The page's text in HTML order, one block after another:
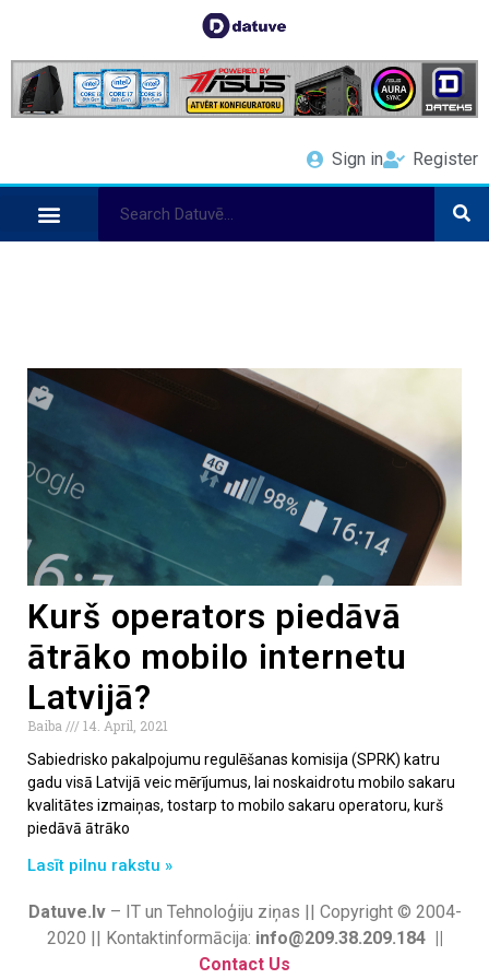
Sign in Register
Kurš operators piedāvā
ātrāko mobilo internetu
Latvijā?
Baiba
14. April, 2021
Sabiedrisko pakalpojumu regulēšanas komisija (SPRK) katru
gadu visā Latvijā veic mērījumus, lai noskaidrotu mobilo sakaru
kvalitātes izmaiņas, tostarp to mobilo sakaru operatoru, kurš
piedāvā ātrāko
Lasīt pilnu rakstu »
Datuve.lv– IT un Tehnoloģiju ziņas || Copyright © 2004-
2020 || Kontaktinformācija: info@209.38.209.184 ||
Contact Us